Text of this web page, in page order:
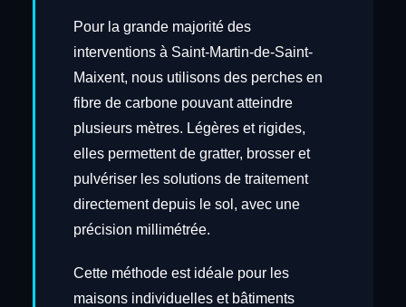
Pour la grande majorité des
interventions à Saint-Martin-de-Saint-
Maixent, nous utilisons des perches en
fibre de carbone pouvant atteindre
plusieurs mètres. Légères et rigides,
elles permettent de gratter, brosser et
pulvériser les solutions de traitement
directement depuis le sol, avec une
précision millimétrée.
Cette méthode est idéale pour les
maisons individuelles et bâtiments